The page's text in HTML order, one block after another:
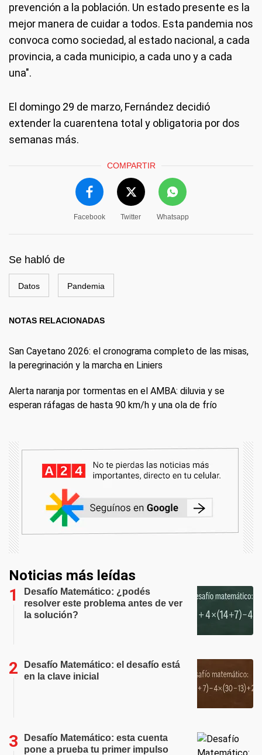
prevención a la población. Un estado presente es la
mejor manera de cuidar a todos. Esta pandemia nos
convoca como sociedad, al estado nacional, a cada
provincia, a cada municipio, a cada uno y a cada
una".
El domingo 29 de marzo, Fernández decidió
extender la cuarentena total y obligatoria por dos
semanas más.
COMPARTIR
Facebook Twitter Whatsapp
Se habló de
Datos Pandemia
NOTAS RELACIONADAS
San Cayetano 2026: el cronograma completo de las misas,
la peregrinación y la marcha en Liniers
Alerta naranja por tormentas en el AMBA: diluvia y se
esperan ráfagas de hasta 90 km/h y una ola de frío
Noticias más leídas
Desafío Matemático: ¿podés
resolver este problema antes de ver
la solución?
Desafío Matemático: el desafío está
en la clave inicial
Desafío Matemático: esta cuenta
pone a prueba tu primer impulso